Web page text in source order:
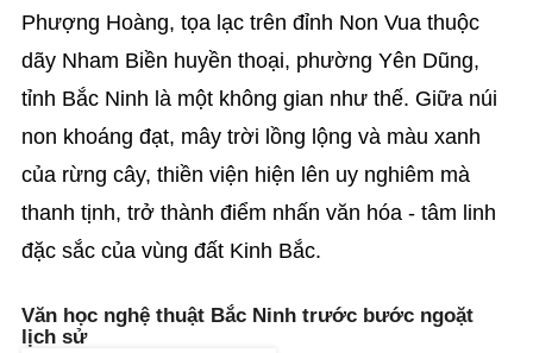
Phượng Hoàng, tọa lạc trên đỉnh Non Vua thuộc
dãy Nham Biền huyền thoại, phường Yên Dũng,
tỉnh Bắc Ninh là một không gian như thế. Giữa núi
non khoáng đạt, mây trời lồng lộng và màu xanh
của rừng cây, thiền viện hiện lên uy nghiêm mà
thanh tịnh, trở thành điểm nhấn văn hóa - tâm linh
đặc sắc của vùng đất Kinh Bắc.
Văn học nghệ thuật Bắc Ninh trước bước ngoặt
lịch sử